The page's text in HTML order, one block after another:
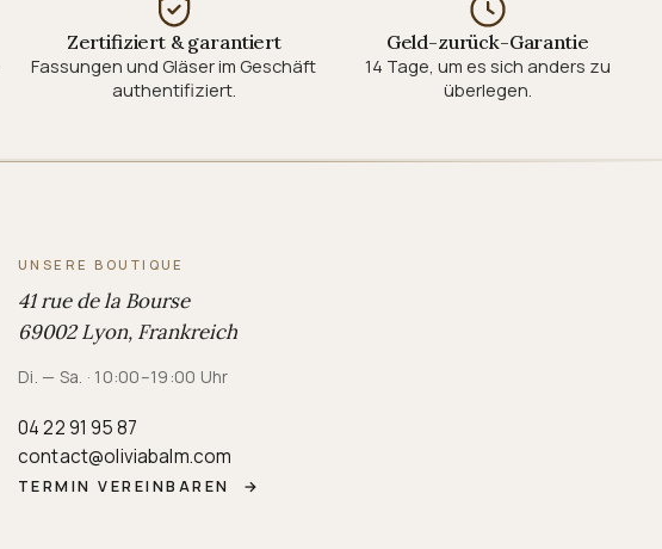
Zertifiziert & garantiert
Fassungen und Gläser im Geschäft
authentifiziert.
Geld-zurück-Garantie
14 Tage, um es sich anders zu
überlegen.
UNSERE BOUTIQUE
41 rue de la Bourse
69002 Lyon, Frankreich
Di. — Sa. · 10:00–19:00 Uhr
04 22 91 95 87
contact@oliviabalm.com
TERMIN VEREINBAREN →